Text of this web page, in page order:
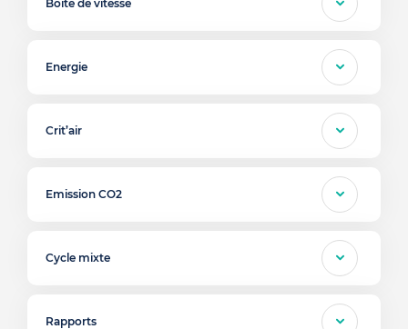
Boite de vitesse
Energie
Crit’air
Emission CO2
Cycle mixte
Rapports